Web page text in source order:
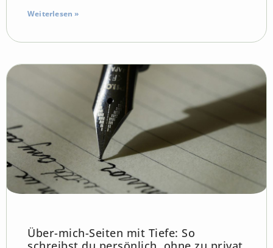
Weiterlesen »
Über-mich-Seiten mit Tiefe: So